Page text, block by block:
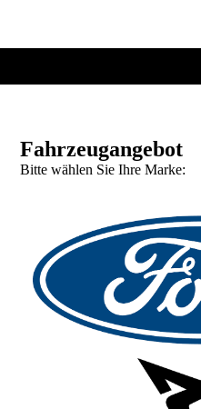
Fahrzeugangebot
Bitte wählen Sie Ihre Marke: